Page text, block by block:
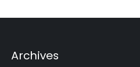
Archives